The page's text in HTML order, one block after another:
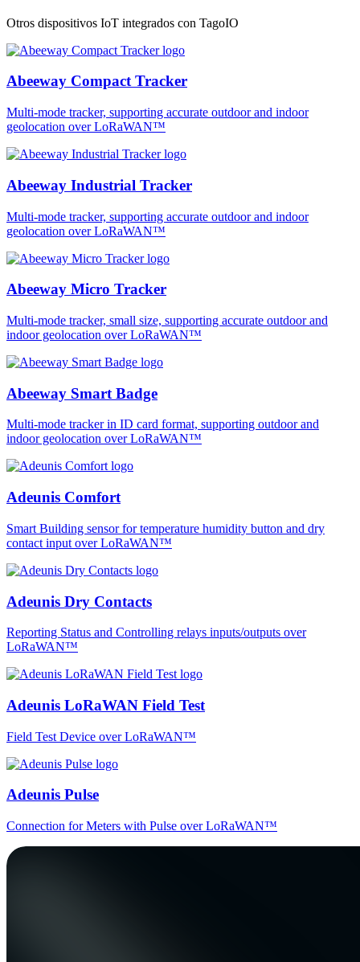
Otros dispositivos IoT integrados con TagoIO
Abeeway Compact Tracker
Multi-mode tracker, supporting accurate outdoor and indoor
geolocation over LoRaWAN™
Abeeway Industrial Tracker
Multi-mode tracker, supporting accurate outdoor and indoor
geolocation over LoRaWAN™
Abeeway Micro Tracker
Multi-mode tracker, small size, supporting accurate outdoor and
indoor geolocation over LoRaWAN™
Abeeway Smart Badge
Multi-mode tracker in ID card format, supporting outdoor and
indoor geolocation over LoRaWAN™
Adeunis Comfort
Smart Building sensor for temperature humidity button and dry
contact input over LoRaWAN™
Adeunis Dry Contacts
Reporting Status and Controlling relays inputs/outputs over
LoRaWAN™
Adeunis LoRaWAN Field Test
Field Test Device over LoRaWAN™
Adeunis Pulse
Connection for Meters with Pulse over LoRaWAN™